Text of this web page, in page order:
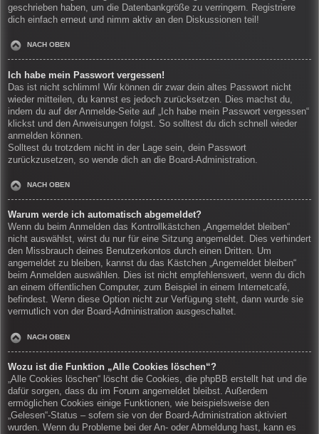
geschrieben haben, um die Datenbankgröße zu verringern. Registriere
dich einfach erneut und nimm aktiv an den Diskussionen teil!
NACH OBEN
Ich habe mein Passwort vergessen!
Das ist nicht schlimm! Wir können dir zwar dein altes Passwort nicht
wieder mitteilen, du kannst es jedoch zurücksetzen. Dies machst du,
indem du auf der Anmelde-Seite auf „Ich habe mein Passwort vergessen“
klickst und den Anweisungen folgst. So solltest du dich schnell wieder
anmelden können.
Solltest du trotzdem nicht in der Lage sein, dein Passwort
zurückzusetzen, so wende dich an die Board-Administration.
NACH OBEN
Warum werde ich automatisch abgemeldet?
Wenn du beim Anmelden das Kontrollkästchen „Angemeldet bleiben“
nicht auswählst, wirst du nur für eine Sitzung angemeldet. Dies verhindert
den Missbrauch deines Benutzerkontos durch einen Dritten. Um
angemeldet zu bleiben, kannst du das Kästchen „Angemeldet bleiben“
beim Anmelden auswählen. Dies ist nicht empfehlenswert, wenn du dich
an einem öffentlichen Computer, zum Beispiel in einem Internetcafé,
befindest. Wenn diese Option nicht zur Verfügung steht, dann wurde sie
vermutlich von der Board-Administration ausgeschaltet.
NACH OBEN
Wozu ist die Funktion „Alle Cookies löschen“?
„Alle Cookies löschen“ löscht die Cookies, die phpBB erstellt hat und die
dafür sorgen, dass du im Forum angemeldet bleibst. Außerdem
ermöglichen Cookies einige Funktionen, wie beispielsweise den
„Gelesen“-Status – sofern sie von der Board-Administration aktiviert
wurden. Wenn du Probleme bei der An- oder Abmeldung hast, kann es